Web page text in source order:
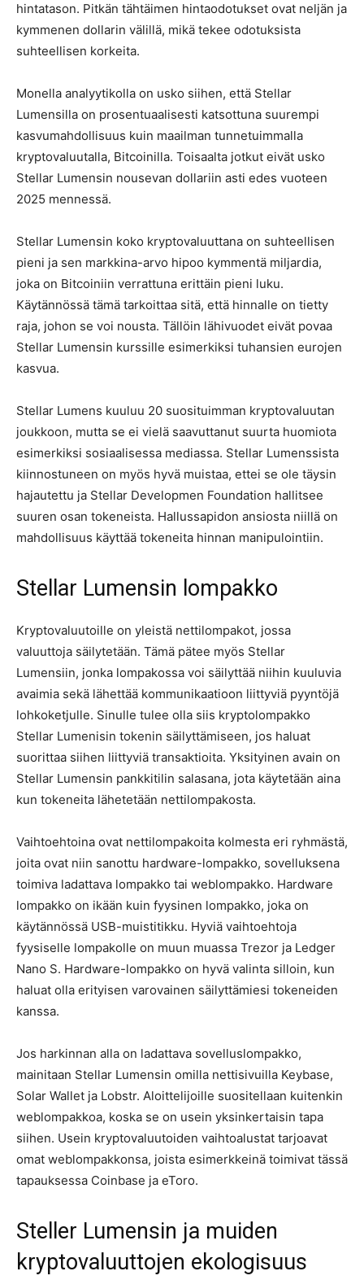
hintatason. Pitkän tähtäimen hintaodotukset ovat neljän ja
kymmenen dollarin välillä, mikä tekee odotuksista
suhteellisen korkeita.
Monella analyytikolla on usko siihen, että Stellar
Lumensilla on prosentuaalisesti katsottuna suurempi
kasvumahdollisuus kuin maailman tunnetuimmalla
kryptovaluutalla, Bitcoinilla. Toisaalta jotkut eivät usko
Stellar Lumensin nousevan dollariin asti edes vuoteen
2025 mennessä.
Stellar Lumensin koko kryptovaluuttana on suhteellisen
pieni ja sen markkina-arvo hipoo kymmentä miljardia,
joka on Bitcoiniin verrattuna erittäin pieni luku.
Käytännössä tämä tarkoittaa sitä, että hinnalle on tietty
raja, johon se voi nousta. Tällöin lähivuodet eivät povaa
Stellar Lumensin kurssille esimerkiksi tuhansien eurojen
kasvua.
Stellar Lumens kuuluu 20 suosituimman kryptovaluutan
joukkoon, mutta se ei vielä saavuttanut suurta huomiota
esimerkiksi sosiaalisessa mediassa. Stellar Lumenssista
kiinnostuneen on myös hyvä muistaa, ettei se ole täysin
hajautettu ja Stellar Developmen Foundation hallitsee
suuren osan tokeneista. Hallussapidon ansiosta niillä on
mahdollisuus käyttää tokeneita hinnan manipulointiin.
Stellar Lumensin lompakko
Kryptovaluutoille on yleistä nettilompakot, jossa
valuuttoja säilytetään. Tämä pätee myös Stellar
Lumensiin, jonka lompakossa voi säilyttää niihin kuuluvia
avaimia sekä lähettää kommunikaatioon liittyviä pyyntöjä
lohkoketjulle. Sinulle tulee olla siis kryptolompakko
Stellar Lumenisin tokenin säilyttämiseen, jos haluat
suorittaa siihen liittyviä transaktioita. Yksityinen avain on
Stellar Lumensin pankkitilin salasana, jota käytetään aina
kun tokeneita lähetetään nettilompakosta.
Vaihtoehtoina ovat nettilompakoita kolmesta eri ryhmästä,
joita ovat niin sanottu hardware-lompakko, sovelluksena
toimiva ladattava lompakko tai weblompakko. Hardware
lompakko on ikään kuin fyysinen lompakko, joka on
käytännössä USB-muistitikku. Hyviä vaihtoehtoja
fyysiselle lompakolle on muun muassa Trezor ja Ledger
Nano S. Hardware-lompakko on hyvä valinta silloin, kun
haluat olla erityisen varovainen säilyttämiesi tokeneiden
kanssa.
Jos harkinnan alla on ladattava sovelluslompakko,
mainitaan Stellar Lumensin omilla nettisivuilla Keybase,
Solar Wallet ja Lobstr. Aloittelijoille suositellaan kuitenkin
weblompakkoa, koska se on usein yksinkertaisin tapa
siihen. Usein kryptovaluutoiden vaihtoalustat tarjoavat
omat weblompakkonsa, joista esimerkkeinä toimivat tässä
tapauksessa Coinbase ja eToro.
Steller Lumensin ja muiden
kryptovaluuttojen ekologisuus